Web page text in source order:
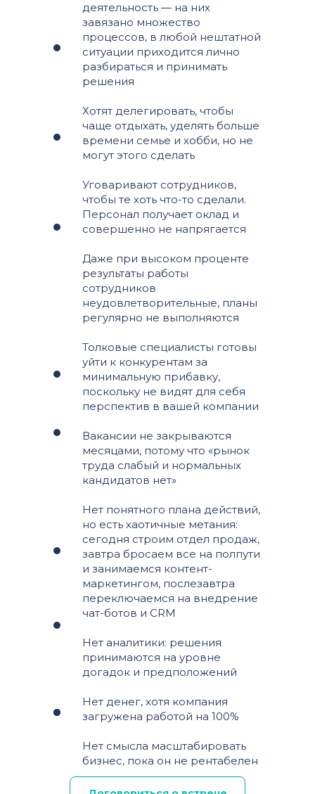
деятельность ― на них
завязано множество
процессов, в любой нештатной
ситуации приходится лично
разбираться и принимать
решения
Хотят делегировать, чтобы
чаще отдыхать, уделять больше
времени семье и хобби, но не
могут этого сделать
Уговаривают сотрудников,
чтобы те хоть что-то сделали.
Персонал получает оклад и
совершенно не напрягается
Даже при высоком проценте
результаты работы
сотрудников
неудовлетворительные, планы
регулярно не выполняются
Толковые специалисты готовы
уйти к конкурентам за
минимальную прибавку,
поскольку не видят для себя
перспектив в вашей компании
Вакансии не закрываются
месяцами, потому что «рынок
труда слабый и нормальных
кандидатов нет»
Нет понятного плана действий,
но есть хаотичные метания:
сегодня строим отдел продаж,
завтра бросаем все на полпути
и занимаемся контент-
маркетингом, послезавтра
переключаемся на внедрение
чат-ботов и CRM
Нет аналитики: решения
принимаются на уровне
догадок и предположений
Нет денег, хотя компания
загружена работой на 100%
Нет смысла масштабировать
бизнес, пока он не рентабелен